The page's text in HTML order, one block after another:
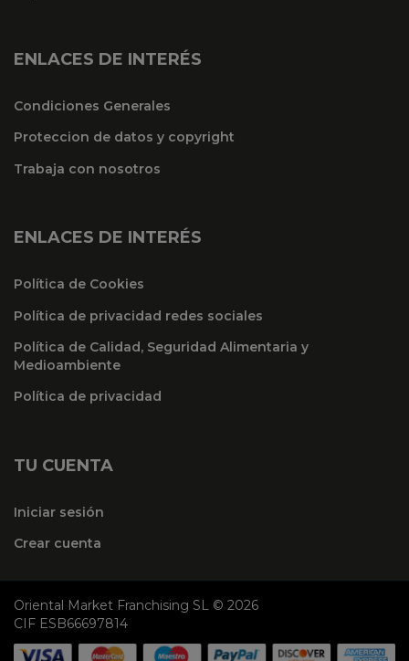
ENLACES DE INTERÉS
Condiciones Generales
Proteccion de datos y copyright
Trabaja con nosotros
ENLACES DE INTERÉS
Política de Cookies
Política de privacidad redes sociales
Política de Calidad, Seguridad Alimentaria y
Medioambiente
Política de privacidad
TU CUENTA
Iniciar sesión
Crear cuenta
Oriental Market Franchising SL © 2026
CIF ESB66697814